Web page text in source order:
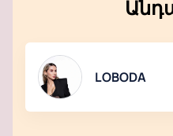
LOBODA